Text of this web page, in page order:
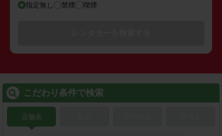
指定無し 禁煙 喫煙
こだわり条件で検索
店舗名